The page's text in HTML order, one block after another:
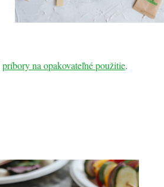
príbory na opakovateľné použitie.